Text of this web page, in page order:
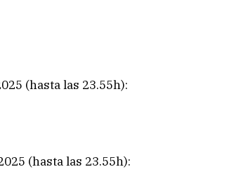
(hasta las 23.55h):
(hasta las 23.55h):